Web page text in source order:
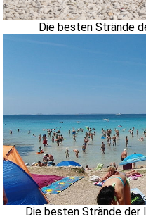
Die besten Strände
Die besten Strände der